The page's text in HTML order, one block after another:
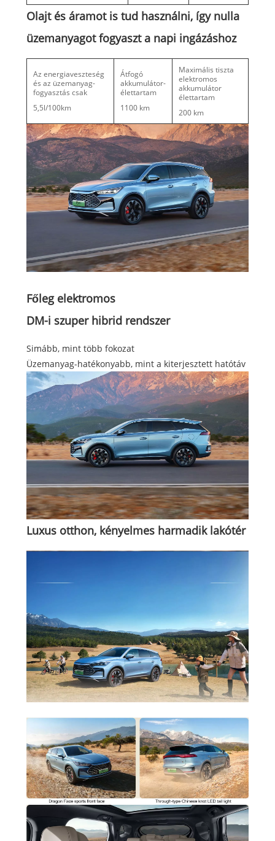
Olajt és áramot is tud használni, így nulla
üzemanyagot fogyaszt a napi ingázáshoz
Az energiaveszteség
és az üzemanyag-
fogyasztás csak
5,5l/100km
Átfogó
akkumulátor-
élettartam
1100 km
Maximális tiszta
elektromos
akkumulátor
élettartam
200 km
Főleg elektromos
DM-i szuper hibrid rendszer
Simább, mint több fokozat
Üzemanyag-hatékonyabb, mint a kiterjesztett hatótáv
Luxus otthon, kényelmes harmadik lakótér